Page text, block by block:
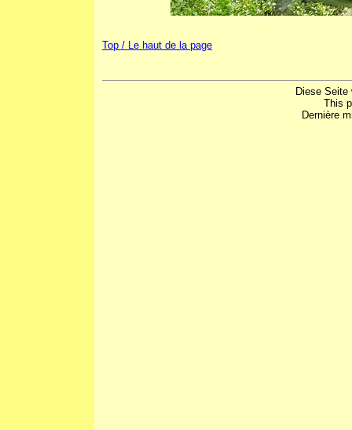
Top / Le haut de la page
Diese Seite
This
Dernière